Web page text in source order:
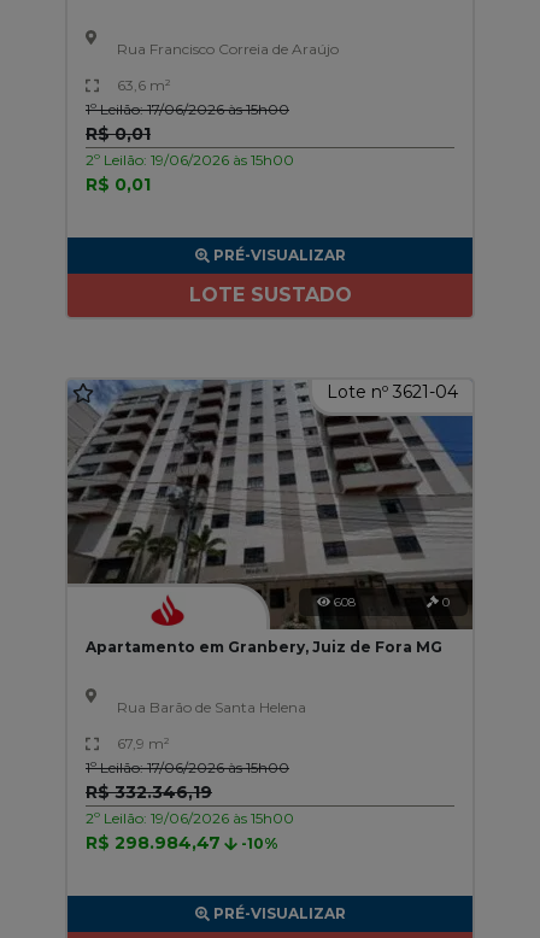
Rua Francisco Correia de Araújo
63,6 m²
1º Leilão: 17/06/2026 às 15h00
R$ 0,01
2º Leilão: 19/06/2026 às 15h00
R$ 0,01
PRÉ-VISUALIZAR
LOTE SUSTADO
Lote nº 3621-04
608 0
Apartamento em Granbery, Juiz de Fora MG
Rua Barão de Santa Helena
67,9 m²
1º Leilão: 17/06/2026 às 15h00
R$ 332.346,19
2º Leilão: 19/06/2026 às 15h00
R$ 298.984,47 -10%
PRÉ-VISUALIZAR